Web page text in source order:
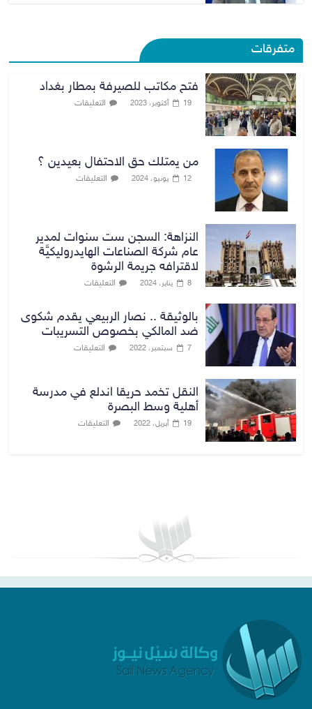
متفرقات
فتح مكاتب للصيرفة بمطار بغداد
19 أكتوبر، 2023 التعليقات
من يمتلك حق الاحتفال بعيدين ؟
12 يونيو، 2024 التعليقات
النزاهة: السجن ست سنوات لمدير
عام شركة الصناعات الهايدروليكيَّة
لاقترافه جريمة الرشوة
8 يناير، 2024 التعليقات
بالوثيقة .. نصار الربيعي يقدم شكوى
ضد المالكي بخصوص التسريبات
7 سبتمبر، 2022 التعليقات
النقل تخمد حريقا اندلع في مدرسة
أهلية وسط البصرة
19 أبريل، 2022 التعليقات